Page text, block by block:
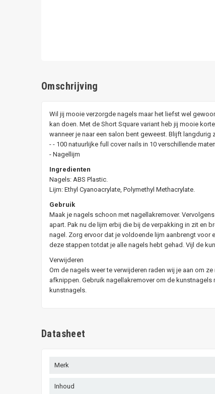
Omschrijving
Wil jij mooie verzorgde nagels maar het liefst wel
kan doen. Met de Short Square variant heb jij mooie
wanneer je naar een salon bent geweest. Blijft langdurig
- - 100 natuurlijke full cover nails in 10 verschillende
- Nagellijm
Ingredienten
Nagels: ABS Plastic.
Lijm: Ethyl Cyanoacrylate, Polymethyl Methacrylate.
Gebruik
Maak je nagels schoon met nagellakremover.
apart. Pak nu de lijm erbij die bij de verpakking in zit en
nagel. Zorg ervoor dat je voldoende lijm aanbrengt voor
deze stappen totdat je alle nagels hebt gehad. Vijl de
Verwijderen
Om de nagels weer te verwijderen raden wij je aan om
afknippen. Gebruik nagellakremover om de
kunstnagels.
Datasheet
Merk
Inhoud